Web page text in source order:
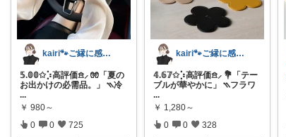
kairi🐾ご縁に感謝𓍯‍
𝟝.𝟘𝟘✩⡱高評価𖠿⸝ 🧤「夏の
お出かけの必需品。」 ⳹冷
...
￥ 980～
0 0 725
kairi🐾ご縁に感謝𓍯‍
𝟜.𝟞𝟟✩⡱高評価𖠿⸝ 💐「テー
ブルが華やかに」 ⳹フラワ
...
￥ 1,280～
0 0 328